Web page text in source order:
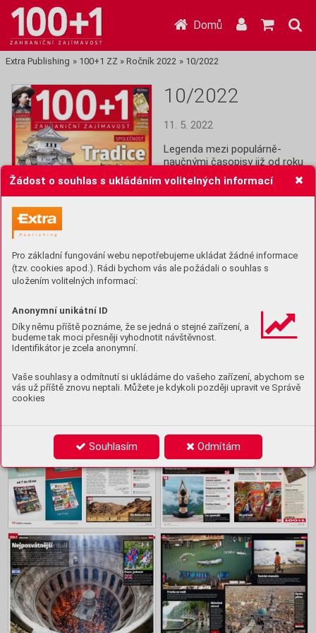
Žádost o souhlas s ukládáním volitelných informací
Pro základní fungování webu nepotřebujeme ukládat žádné informace
(tzv. cookies apod.). Rádi bychom vás ale požádali o souhlas s
uložením volitelných informací:
Anonymní unikátní ID
Díky němu příště poznáme, že se jedná o stejné zařízení, a
budeme tak moci přesněji vyhodnotit návštěvnost.
Identifikátor je zcela anonymní.
Vaše souhlasy a odmítnutí si ukládáme do vašeho zařízení, abychom se
vás už příště znovu neptali. Můžete je kdykoli později upravit ve Správě
cookies
Souhlasím Odmítám
Domů
Extra Publishing » 100+1 ZZ » Ročník 2022 » 10/2022
10/2022
11. 5. 2022
Legenda mezi populárně-
naučnými časopisy již od roku
1964! Stoplusjednička je
čtrnáctideník plný informací z
celého světa: Historie, věda,
Koupit (49 Kč)
Obsah